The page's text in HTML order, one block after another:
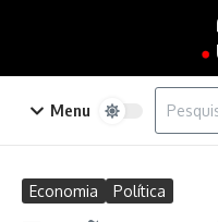
Menu
Procurar
Economia Política